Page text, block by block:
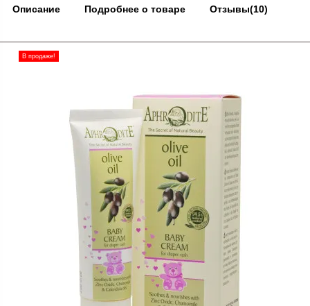
Описание Подробнее о товаре Отзывы(10)
В продаже!